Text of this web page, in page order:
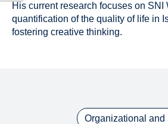
His current research focuses on SNI
quantification of the quality of life in
fostering creative thinking.
Organizational